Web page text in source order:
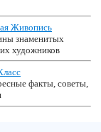
Живопись
знаменитых
художников
факты, советы,